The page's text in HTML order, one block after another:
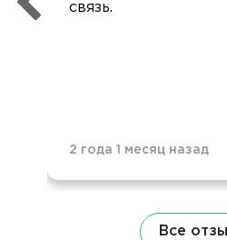
связь.
2 года 1 месяц назад
Все